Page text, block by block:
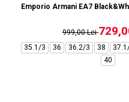
Emporio Armani EA7
999,00 Lei
35.1/3 36 36.2/3 38
40